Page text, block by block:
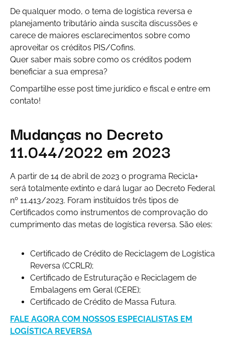
De qualquer modo, o tema de logística reversa e
planejamento tributário ainda suscita discussões e
carece de maiores esclarecimentos sobre como
aproveitar os créditos PIS/Cofins.
Quer saber mais sobre como os créditos podem
beneficiar a sua empresa?
Compartilhe esse post time jurídico e fiscal e entre em
contato!
Mudanças no Decreto
11.044/2022 em 2023
A partir de 14 de abril de 2023 o programa Recicla+
será totalmente extinto e dará lugar ao Decreto Federal
nº 11.413/2023. Foram instituídos três tipos de
Certificados como instrumentos de comprovação do
cumprimento das metas de logística reversa. São eles:
Certificado de Crédito de Reciclagem de Logística
Reversa (CCRLR);
Certificado de Estruturação e Reciclagem de
Embalagens em Geral (CERE);
Certificado de Crédito de Massa Futura.
FALE AGORA COM NOSSOS ESPECIALISTAS EM
LOGÍSTICA REVERSA